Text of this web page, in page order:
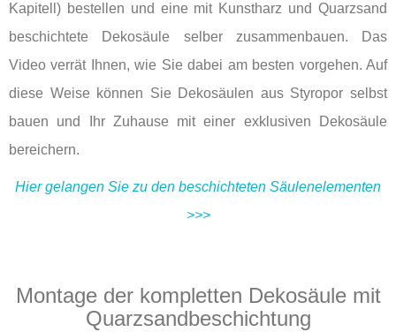
Kapitell) bestellen und eine mit Kunstharz und Quarzsand
beschichtete Dekosäule selber zusammenbauen. Das
Video verrät Ihnen, wie Sie dabei am besten vorgehen. Auf
diese Weise können Sie Dekosäulen aus Styropor selbst
bauen und Ihr Zuhause mit einer exklusiven Dekosäule
bereichern.
Hier gelangen Sie zu den beschichteten Säulenelementen
>>>
Montage der kompletten Dekosäule mit
Quarzsandbeschichtung